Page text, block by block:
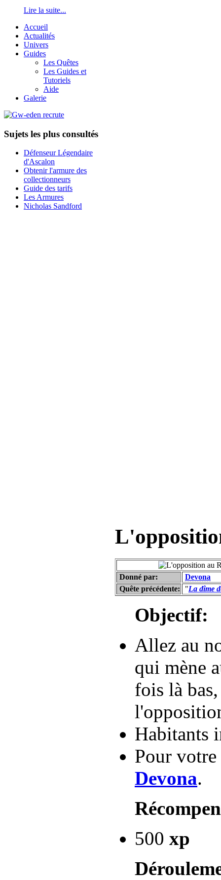
Lire la suite...
Accueil
Actualités
Univers
Guides
Les Quêtes
Les Guides et
Tutoriels
Aide
Galerie
Sujets les plus consultés
Défenseur Légendaire
d'Ascalon
Obtenir l'armure des
collectionneurs
Guide des tarifs
Les Armures
Nicholas Sandford
Donné par:
Devona
Quête précédente:
"La dîme
Objectif:
Allez au
qui mène
fois là
Habitants
Pour
Devona.
500 xp